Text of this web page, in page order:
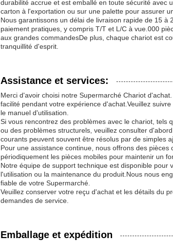
durabilité accrue et est emballé en toute sécurité avec
carton à l'exportation ou sur une palette pour assurer
Nous garantissons un délai de livraison rapide de 15
paiement pratiques, y compris T/T et L/C à vue.000
aux grandes commandesDe plus, chaque chariot est
tranquillité d'esprit.
Assistance et services:
Merci d'avoir choisi notre Supermarché Chariot
facilité pendant votre expérience d'achat.Veuillez
le manuel d'utilisation.
Si vous rencontrez des problèmes avec le chariot,
ou des problèmes structurels, veuillez consulter
courants peuvent souvent être résolus par de simples
Pour une assistance continue, nous offrons des
périodiquement les pièces mobiles pour maintenir un
Notre équipe de support technique est disponible pour
l'utilisation ou la maintenance du produit.Nous nous
fiable de votre Supermarché.
Veuillez conserver votre reçu d'achat et les détails du
demandes de service.
Emballage et expédition